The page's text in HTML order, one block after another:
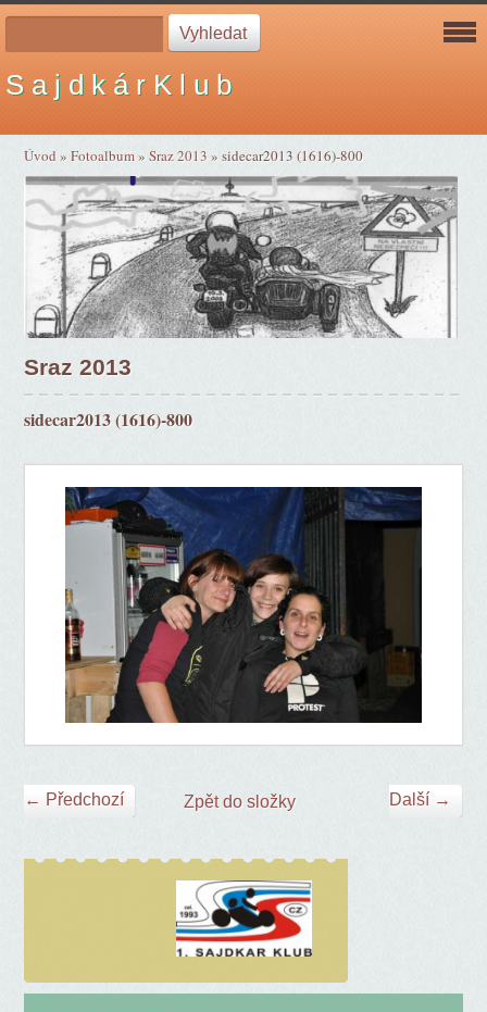
S a j d k á r K l u b
Úvod »Fotoalbum»Sraz 2013 »sidecar2013 (1616)-800
Sraz 2013
sidecar2013 (1616)-800
← Předchozí Další →
Zpět do složky